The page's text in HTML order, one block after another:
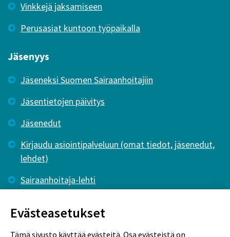
Vinkkejä jaksamiseen
Perusasiat kuntoon työpaikalla
Jäsenyys
Jäseneksi Suomen Sairaanhoitajiin
Jäsentietojen päivitys
Jäsenedut
Kirjaudu asiointipalveluun (omat tiedot, jäsenedut,
lehdet)
Sairaanhoitaja-lehti
Evästeasetukset
Tämä sivusto käyttää evästeitä. Osa evästeistä on